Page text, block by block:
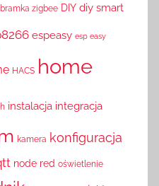
bramka zigbee DIY diy smart
espeasy esp easy
HACS home
instalacja integracja
kamera konfiguracja
node red oświetlenie